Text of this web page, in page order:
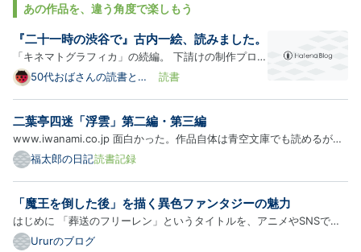
あの作品を、違う角度で楽しもう
『二十一時の渋谷で』古内一絵、読みました。
「キネマトグラフィカ」の続編。 下請けの制作プロダ
クションから「銀活」に転職してきた江見が軸に話が
子だった二代目社長が逝去し、 経営陣がメインバンク
からの…
50代おばさんの読書と
読書
二葉亭四迷「浮雲」第二編・第三編
www.iwanami.co.jp 面白かった。作品自体は青空文庫でも読めるが、
注がないとわからない部分も多いため、文庫本を買って正解だった。岩
福太郎の日記読書記録
「魔王を倒した後」を描く異色ファンタジーの魅力
はじめに 「葬送のフリーレン」というタイトルを、アニメやSNSで見
かけたことがある方も多いのではないでしょうか。 『葬送のフリーレ
Ururのブログ